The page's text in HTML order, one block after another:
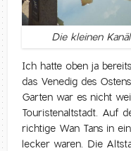
Die kleinen
Ich hatte oben ja
das Venedig des
Garten war es nicht
Touristenaltstadt. Auf
richtige Wan Tans in
lecker waren. Die